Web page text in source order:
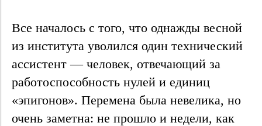
Все началось с того, что однажды весной
из института уволился один технический
ассистент — человек, отвечающий за
работоспособность нулей и единиц
«эпигонов». Перемена была невелика, но
очень заметна: не прошло и недели, как